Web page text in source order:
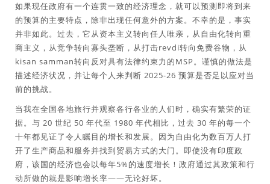
如果现任政府有一个连贯一致的经济理念，就可以预测即将到来
的预算的主要特点，除非出现任何意外的方案。不幸的是，事实
并非如此。过去，它从资本主义转向任人唯亲，从自由化转向重
商主义，从竞争转向寡头垄断，从打击revdi转向免费谷物，从
kisan samman转向反对具有法律约束力的MSP。谨慎的做法是
描述经济状况，并让每个人来判断 2025-26 预算是否足以应对当
前的挑战。
当我在全国各地旅行并观察各行各业的人们时，确实有繁荣的证
据。与 20 世纪 50 年代至 1980 年代相比，过去 30 年的每一个
十年都见证了令人瞩目的增长和发展。因为自由化为数百万人打
开了生产商品和服务并找到贸易方式的大门。即使没有印度政
府，该国的经济也会以每年5%的速度增长！政府通过其政策和行
动所做的就是影响增长率——无论好坏。